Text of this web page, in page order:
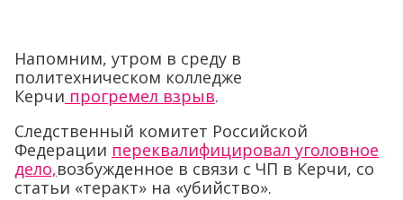
Напомним, утром в среду в
политехническом колледже
Керчи прогремел взрыв.
Следственный комитет Российской
Федерации переквалифицировал уголовное
дело,возбужденное в связи с ЧП в Керчи, со
статьи «теракт» на «убийство».